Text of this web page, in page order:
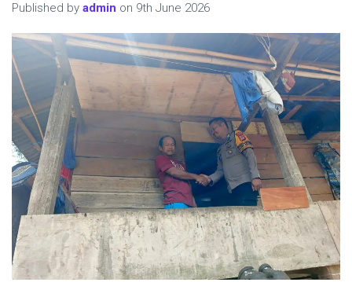
Published by admin on 9th June 2026